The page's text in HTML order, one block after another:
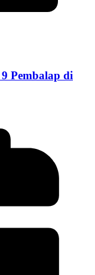
Pembalap di